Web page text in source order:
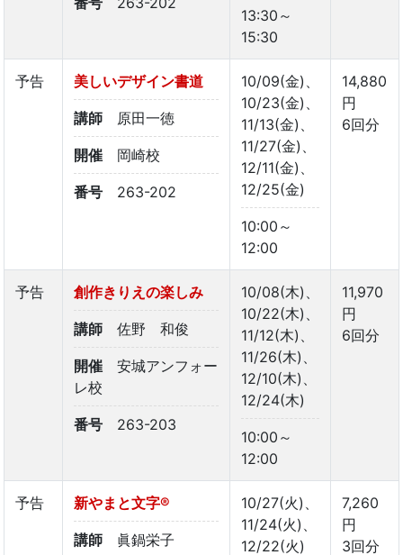
13:30～
15:30
予告 美しいデザイン書道
講師 原田一徳
開催 岡崎校
番号 263-202
10/09(金)、
10/23(金)、
11/13(金)、
11/27(金)、
12/11(金)、
12/25(金)
10:00～
12:00
14,880
円
6回分
予告 創作きりえの楽しみ
講師 佐野 和俊
開催
安城アンフォー
レ校
番号 263-203
10/08(木)、
10/22(木)、
11/12(木)、
11/26(木)、
12/10(木)、
12/24(木)
10:00～
12:00
11,970
円
6回分
予告 新やまと文字®
講師 眞鍋栄子
10/27(火)、
11/24(火)、
12/22(火)
7,260
円
3回分